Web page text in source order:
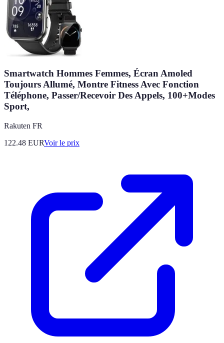
Smartwatch Hommes Femmes, Écran Amoled
Toujours Allumé, Montre Fitness Avec Fonction
Téléphone, Passer/Recevoir Des Appels, 100+Modes
Sport,
Rakuten FR
122.48 EURVoir le prix